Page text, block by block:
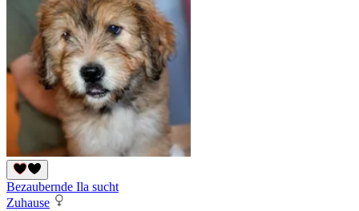
Bezaubernde Ila sucht
Zuhause